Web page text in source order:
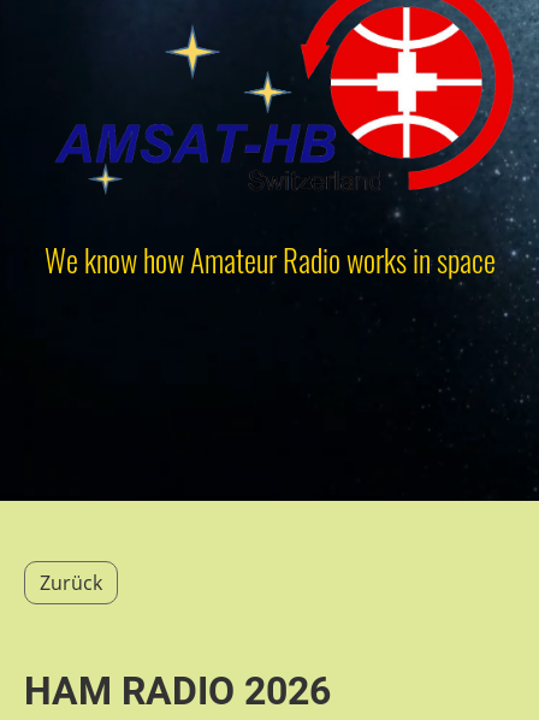
We know how Amateur Radio works in space
Zurück
HAM RADIO 2026